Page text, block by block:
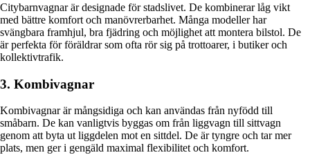
Citybarnvagnar är designade för stadslivet. De kombinerar låg vikt
med bättre komfort och manövrerbarhet. Många modeller har
svängbara framhjul, bra fjädring och möjlighet att montera bilstol. De
är perfekta för föräldrar som ofta rör sig på trottoarer, i butiker och
kollektivtrafik.
3. Kombivagnar
Kombivagnar är mångsidiga och kan användas från nyfödd till
småbarn. De kan vanligtvis byggas om från liggvagn till sittvagn
genom att byta ut liggdelen mot en sittdel. De är tyngre och tar mer
plats, men ger i gengäld maximal flexibilitet och komfort.